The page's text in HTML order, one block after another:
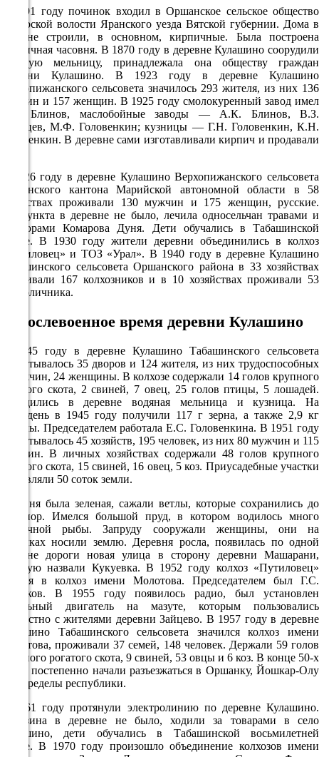
66%
4.2
254°
08.08
18:00
22°
79%
3.4
216°
08.08
21:00
758
2.4
271°
09.08
00:00
17.7°
80%
0.9
284°
09.08
03:00
15.7°
757
82%
261°
В 1891 году починок входил в Оршанское сельское общество
Ернурской волости Яранского уезда Вятской губернии. Дома в
деревне строили, в основном, кирпичные. Была построена
кирпичная часовня. В 1870 году в деревне Кулашино соорудили
водяную мельницу, принадлежала она обществу граждан
деревни Кулашино. В 1923 году в деревне Кулашино
Верхопижанского сельсовета значилось 293 жителя, из них 136
мужчин и 157 женщин. В 1925 году смолокуренный завод имел
Д.К. Блинов, маслобойные заводы — А.К. Блинов, В.З.
Мальцев, М.Ф. Головенкин; кузницы — Г.Н. Головенкин, К.Н.
Головенкин. В деревне сами изготавливали кирпич и продавали
В 1926 году в деревне Кулашино Верхопижанского сельсовета
Оршанского кантона Марийской автономной области в 58
хозяйствах проживали 130 мужчин и 175 женщин, русские.
Медпункта в деревне не было, лечила односельчан травами и
заговорами Комарова Дуня. Дети обучались в Табашинской
школе. В 1930 году жители деревни объединились в колхоз
«Путиловец» и ТОЗ «Урал». В 1940 году в деревне Кулашино
Табашинского сельсовета Оршанского района в 33 хозяйствах
проживали 167 колхозников и в 10 хозяйствах проживали 53
единоличника.
Послевоенное время деревни Кулашино
В 1945 году в деревне Кулашино Табашинского сельсовета
насчитывалось 35 дворов и 124 жителя, из них трудоспособных
4 мужчин, 24 женщины. В колхозе содержали 14 голов крупного
рогатого скота, 2 свиней, 7 овец, 25 голов птицы, 5 лошадей.
Находились в деревне водяная мельница и кузница. На
трудодень в 1945 году получили 117 г зерна, а также 2,9 кг
соломы. Председателем работала Е.С. Головенкина. В 1951 году
насчитывалось 45 хозяйств, 195 человек, из них 80 мужчин и 115
женщин. В личных хозяйствах содержали 48 голов крупного
рогатого скота, 15 свиней, 16 овец, 5 коз. Приусадебные участки
составляли 50 соток земли.
Деревня была зеленая, сажали ветлы, которые сохранились до
сих пор. Имелся большой пруд, в котором водилось много
различной рыбы. Запруду сооружали женщины, они на
носилках носили землю. Деревня росла, появилась по одной
стороне дороги новая улица в сторону деревни Машарани,
которую назвали Кукуевка. В 1952 году колхоз «Путиловец»
влился в колхоз имени Молотова. Председателем был Г.С.
Кутюков. В 1955 году появилось радио, был установлен
дизельный двигатель на мазуте, которым пользовались
совместно с жителями деревни Зайцево. В 1957 году в деревне
Кулашино Табашинского сельсовета значился колхоз имени
Молотова, проживали 37 семей, 148 человек. Держали 59 голов
крупного рогатого скота, 9 свиней, 53 овцы и 6 коз. В конце 50-х
годов постепенно начали разъезжаться в Оршанку, Йошкар-Олу
и за пределы республики.
В 1961 году протянули электролинию по деревне Кулашино.
Магазина в деревне не было, ходили за товарами в село
Табашино, дети обучались в Табашинской восьмилетней
школе. В 1970 году произошло объединение колхозов имени